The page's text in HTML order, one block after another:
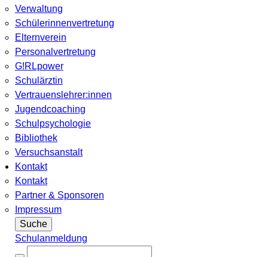
Verwaltung
Schülerinnenvertretung
Elternverein
Personalvertretung
G!RLpower
Schulärztin
Vertrauenslehrer:innen
Jugendcoaching
Schulpsychologie
Bibliothek
Versuchsanstalt
Kontakt
Kontakt
Partner & Sponsoren
Impressum
Suche
Schulanmeldung